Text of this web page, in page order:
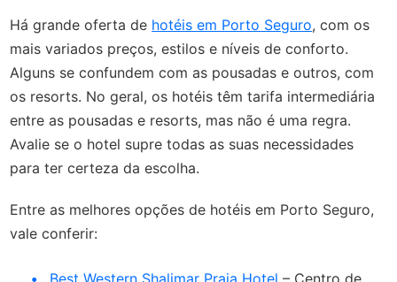
Há grande oferta de hotéis em Porto Seguro, com os
mais variados preços, estilos e níveis de conforto.
Alguns se confundem com as pousadas e outros, com
os resorts. No geral, os hotéis têm tarifa intermediária
entre as pousadas e resorts, mas não é uma regra.
Avalie se o hotel supre todas as suas necessidades
para ter certeza da escolha.
Entre as melhores opções de hotéis em Porto Seguro,
vale conferir: